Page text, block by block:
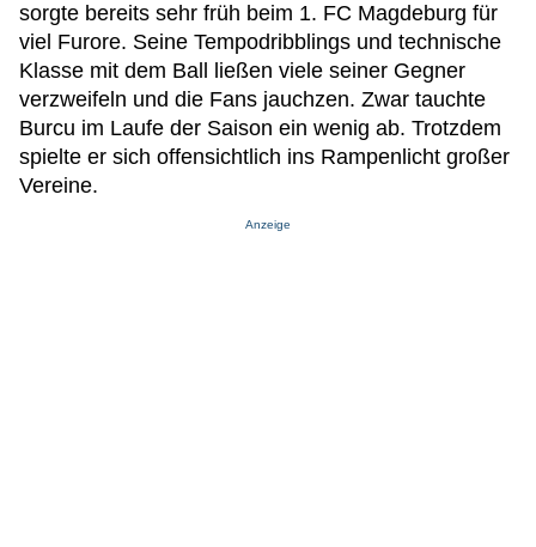
sorgte bereits sehr früh beim 1. FC Magdeburg für
viel Furore. Seine Tempodribblings und technische
Klasse mit dem Ball ließen viele seiner Gegner
verzweifeln und die Fans jauchzen. Zwar tauchte
Burcu im Laufe der Saison ein wenig ab. Trotzdem
spielte er sich offensichtlich ins Rampenlicht großer
Vereine.
Anzeige